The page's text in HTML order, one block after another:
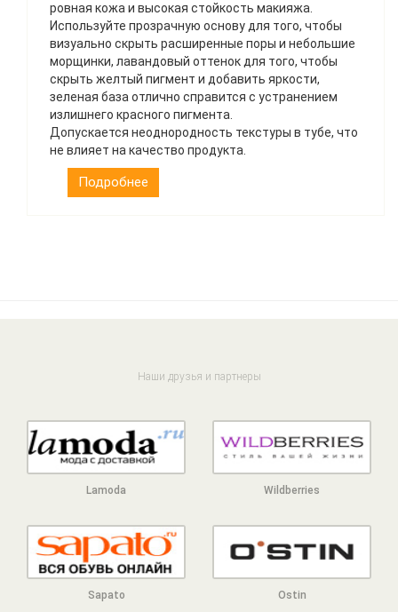
ровная кожа и высокая стойкость макияжа.
Используйте прозрачную основу для того, чтобы
визуально скрыть расширенные поры и небольшие
морщинки, лавандовый оттенок для того, чтобы
скрыть желтый пигмент и добавить яркости,
зеленая база отлично справится с устранением
излишнего красного пигмента.
Допускается неоднородность текстуры в тубе, что
не влияет на качество продукта.
Подробнее
Наши друзья и партнеры
Lamoda Wildberries
Sapato Ostin